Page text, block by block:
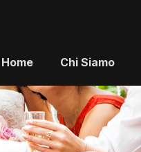
Home Chi Siamo